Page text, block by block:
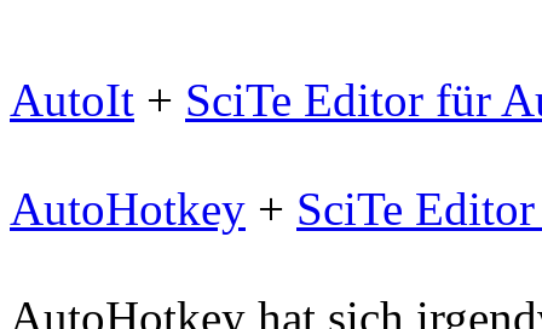
AutoIt + SciTe Editor für
AutoHotkey + SciTe
AutoHotkey hat sich